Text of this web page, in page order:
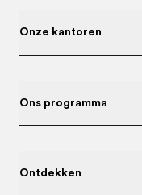
Onze kantoren
Ons programma
Ontdekken